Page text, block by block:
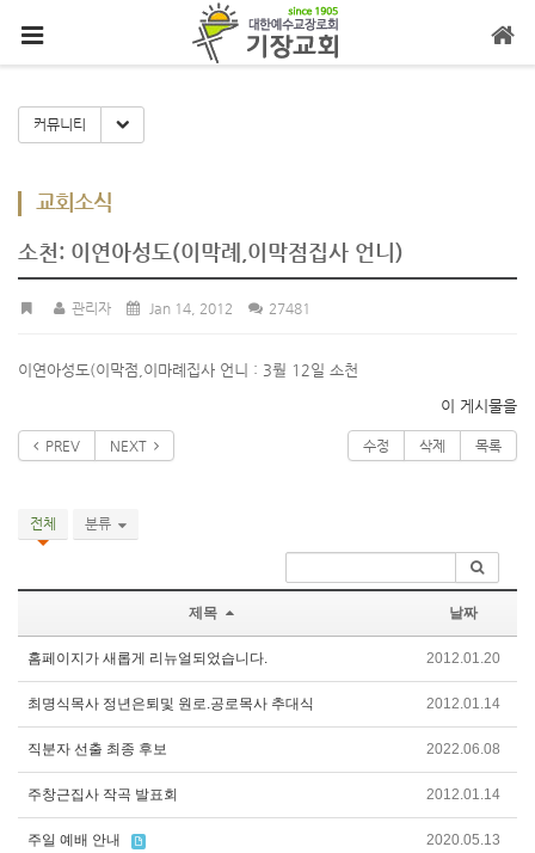
커뮤니티 Toggle Dropdown
교회소식
소천: 이연아성도(이막례,이막점집사 언니)
관리자 Jan 14, 2012 27481
이연아성도(이막점,이마례집사 언니 : 3뤌 12일 소천
이 게시물을
PREV NEXT 수정 삭제 목록
전체 분류
제목 날짜
홈페이지가 새롭게 리뉴얼되었습니다. 2012.01.20
최명식목사 정년은퇴및 원로.공로목사 추대식 2012.01.14
직분자 선출 최종 후보 2022.06.08
주창근집사 작곡 발표회 2012.01.14
주일 예배 안내 2020.05.13